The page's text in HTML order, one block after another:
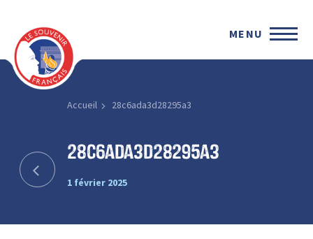
MENU
Accueil 28c6ada3d28295a3
28c6ada3d28295a3
1 février 2025